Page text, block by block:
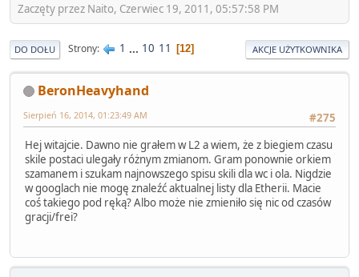
Zaczęty przez Naito, Czerwiec 19, 2011, 05:57:58 PM
DO DOŁU Strony 1 ... 10 11 12 AKCJE UŻYTKOWNIKA
BeronHeavyhand
#275
Sierpień 16, 2014, 01:23:49 AM
Hej witajcie. Dawno nie grałem w L2 a wiem, że z biegiem czasu
skile postaci ulegały różnym zmianom. Gram ponownie orkiem
szamanem i szukam najnowszego spisu skili dla wc i ola. Nigdzie
w googlach nie mogę znaleźć aktualnej listy dla Etherii. Macie
coś takiego pod ręką? Albo może nie zmieniło się nic od czasów
gracji/frei?